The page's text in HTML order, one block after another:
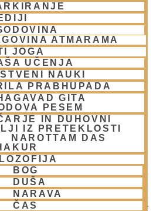
ATMARAMA
JOGA
UČENJA
NAUKI
PRABHUPADA
GITA
PESEM
IN DUHOVNI
IZ PRETEKLOSTI
NAROTTAM DAS
BOG
DUŠA
NARAVA
ČAS